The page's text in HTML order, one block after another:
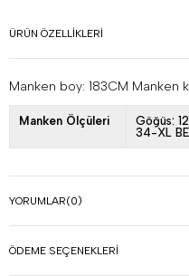
ÜRÜN ÖZELLIKLERI
Manken boy: 183CM Manken
Manken Ölçüleri
Göğüs:
34-XL
YORUMLAR(0)
ÖDEME SEÇENEKLERI